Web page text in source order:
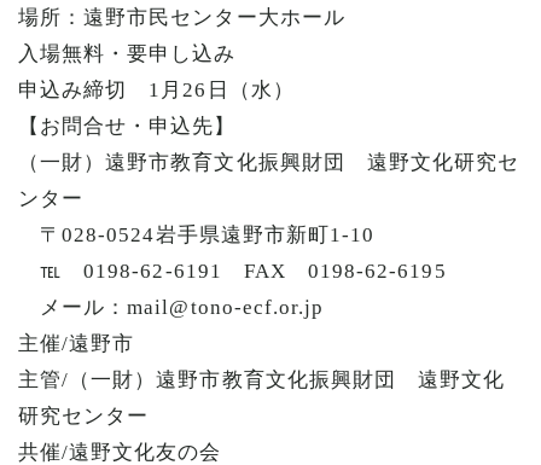
場所：遠野市民センター大ホール
入場無料・要申し込み
申込み締切 1月26日（水）
【お問合せ・申込先】
（一財）遠野市教育文化振興財団 遠野文化研究セ
ンター
〒028-0524岩手県遠野市新町1-10
℡ 0198-62-6191 FAX 0198-62-6195
メール：mail@tono-ecf.or.jp
主催/遠野市
主管/（一財）遠野市教育文化振興財団 遠野文化
研究センター
共催/遠野文化友の会